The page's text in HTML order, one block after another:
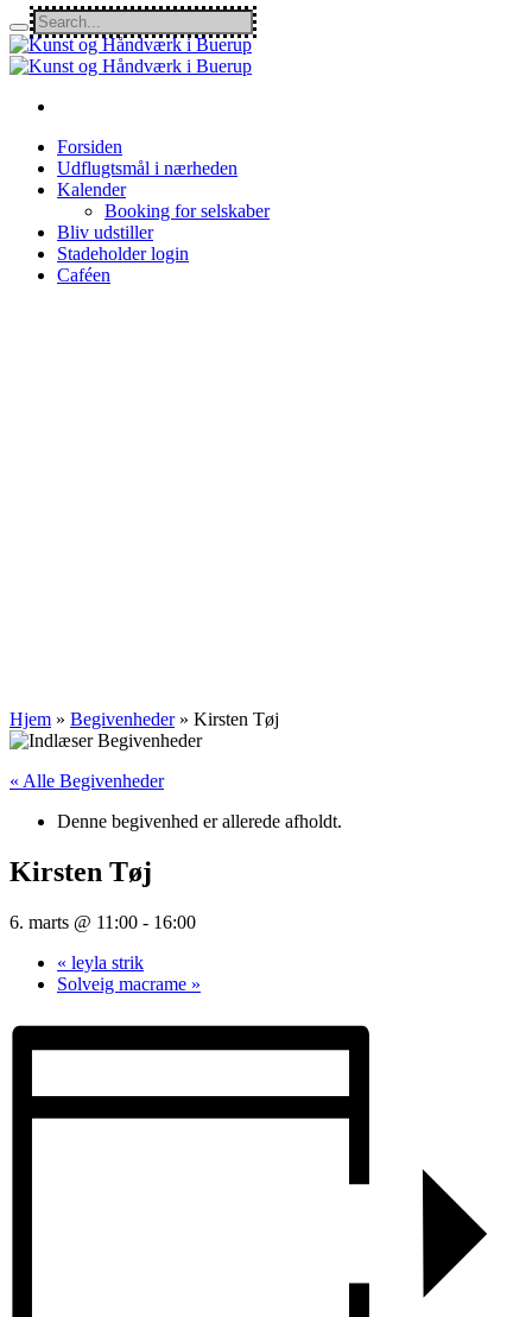
Forsiden
Udflugtsmål i nærheden
Kalender
Booking for selskaber
Bliv udstiller
Stadeholder login
Caféen
Hjem » Begivenheder» Kirsten Tøj
« Alle Begivenheder
Denne begivenhed er allerede afholdt.
Kirsten Tøj
6. marts @ 11:00 - 16:00
« leyla strik
Solveig macrame »